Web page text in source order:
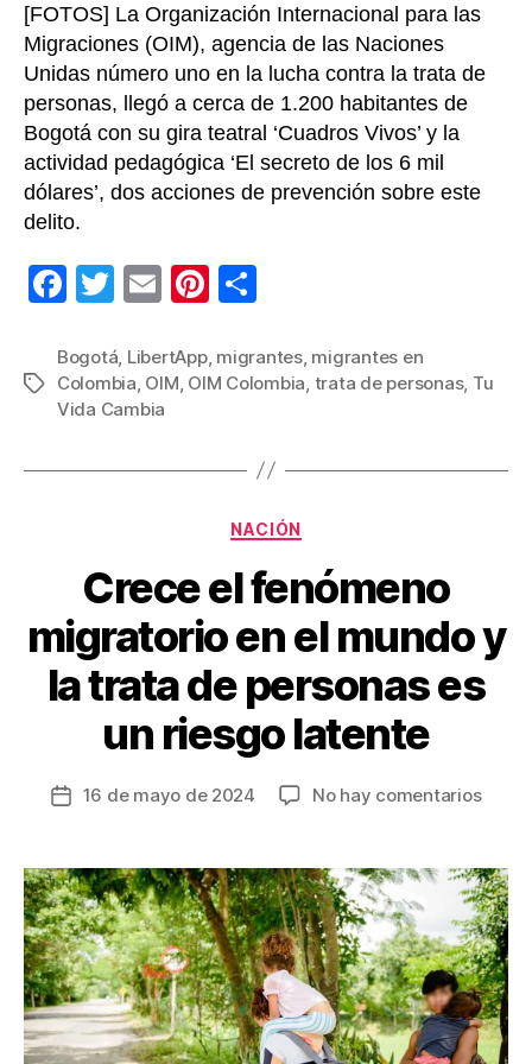
[FOTOS] La Organización Internacional para las
Migraciones (OIM), agencia de las Naciones
Unidas número uno en la lucha contra la trata de
personas, llegó a cerca de 1.200 habitantes de
Bogotá con su gira teatral ‘Cuadros Vivos’ y la
actividad pedagógica ‘El secreto de los 6 mil
dólares’, dos acciones de prevención sobre este
delito.
F
c
e
o
T
tt
er
E
ail
Pi
er
e
m
p
tir
Etiquetas
Bogotá LibertApp, migrantes, migrantes en
Colombia OIM OIM Colombia trata de personas, Tu
Vida Cambia
Categorías
NACIÓN
Crece el fenómeno
migratorio en el mundo y
la trata de personas es
un riesgo latente
Fecha
entrada
16 de mayo de 2024 No hay comentariosen
en
el
y
la
trata